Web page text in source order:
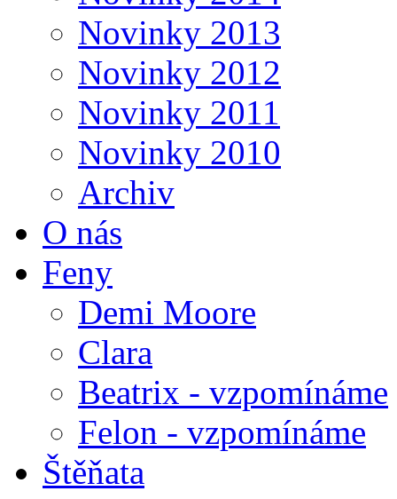
Novinky 2013
Novinky 2012
Novinky 2011
Novinky 2010
Archiv
O nás
Feny
Demi Moore
Clara
Beatrix - vzpomínáme
Felon - vzpomínáme
Štěňata